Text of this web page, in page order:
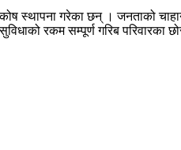
स्थापना गरेका छन् । जनताको
रकम सम्पूर्ण गरिब परिवारका